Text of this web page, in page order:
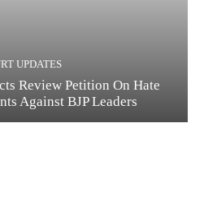
UPDATES
Review Petition On Hate
Against BJP Leaders